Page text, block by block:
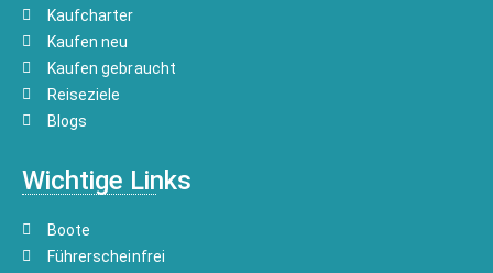
Kaufcharter
Kaufen neu
Kaufen gebraucht
Reiseziele
Blogs
Wichtige Links
Boote
Führerscheinfrei